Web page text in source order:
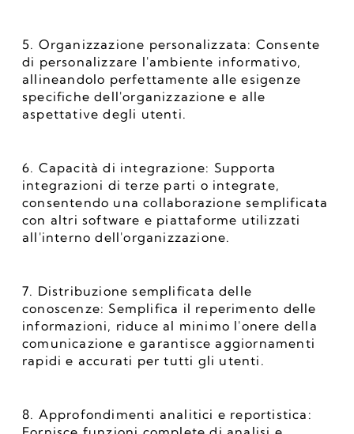
5. Organizzazione personalizzata: Consente
di personalizzare l'ambiente informativo,
allineandolo perfettamente alle esigenze
specifiche dell'organizzazione e alle
aspettative degli utenti.
6. Capacità di integrazione: Supporta
integrazioni di terze parti o integrate,
consentendo una collaborazione semplificata
con altri software e piattaforme utilizzati
all'interno dell'organizzazione.
7. Distribuzione semplificata delle
conoscenze: Semplifica il reperimento delle
informazioni, riduce al minimo l'onere della
comunicazione e garantisce aggiornamenti
rapidi e accurati per tutti gli utenti.
8. Approfondimenti analitici e reportistica: